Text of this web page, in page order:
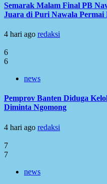
Semarak Malam Final PB
Juara di Puri Nawala Permai
4 hari ago redaksi
6
6
news
Pemprov Banten Diduga
Diminta Ngomong
4 hari ago redaksi
7
7
news